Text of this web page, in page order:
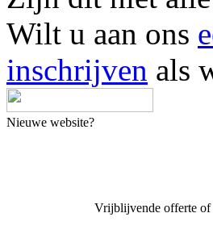
Wilt u aan ons
inschrijven als
Nieuwe website?
Vrijblijvende offerte of